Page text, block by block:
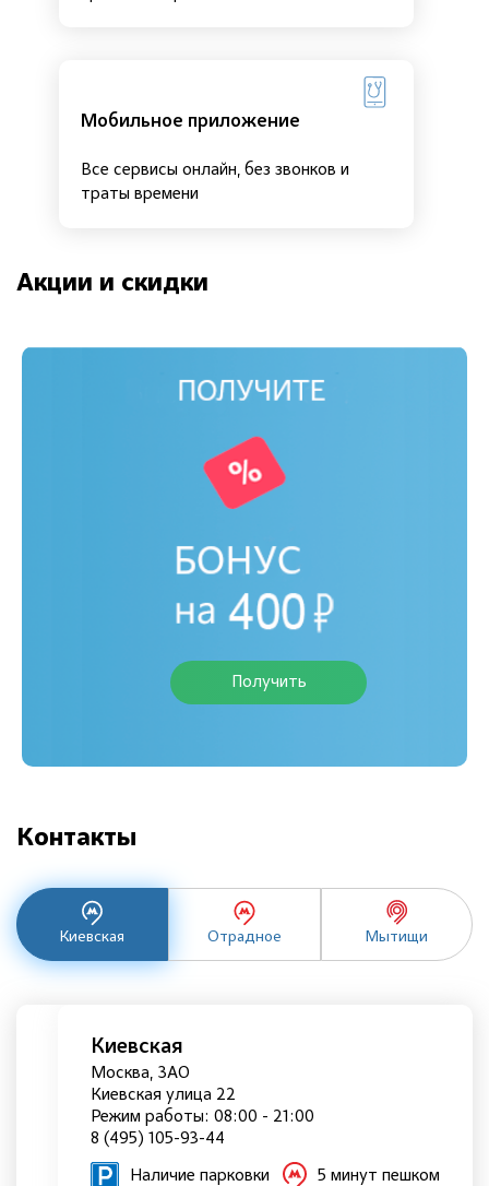
Мобильное приложение
Все сервисы онлайн, без звонков и
траты времени
Акции и скидки
Получить
Контакты
Киевская Отрадное Мытищи
Киевская
Москва, ЗАО
Киевская улица 22
Режим работы: 08:00 - 21:00
8 (495) 105-93-44
Наличие парковки 5 минут пешком